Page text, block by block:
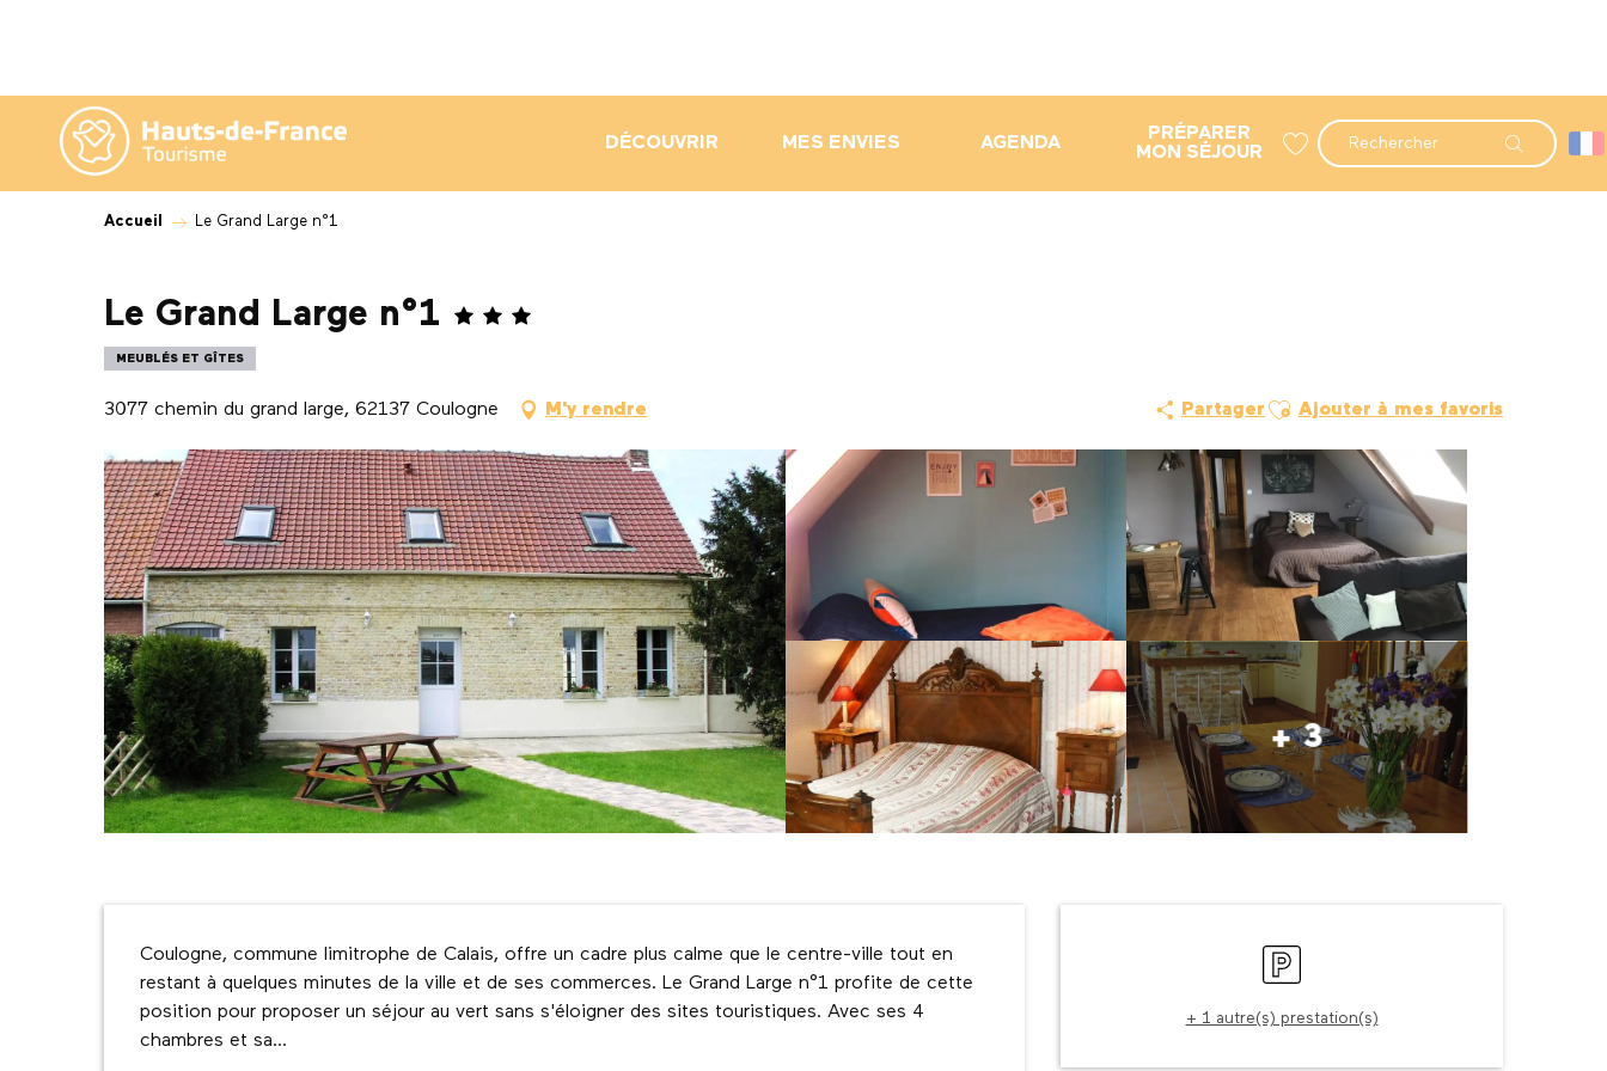
contenu
principal
Recherche
DÉCOUVRIR MES ENVIES AGENDA
PRÉPARER
MON SÉJOUR
Accueil Le Grand Large n°1
Le Grand Large n°1
MEUBLÉS ET GÎTES
3077 chemin du grand large, 62137 Coulogne M'y rendre Partager Ajouter aux favoris
Ajouter à mes favoris
+ 3
Ouverture et
Parking
+ 1 autre(s) prestation(s)
Description
Coulogne, commune limitrophe de Calais, offre un cadre plus calme que le centre-ville tout en
restant à quelques minutes de la ville et de ses commerces. Le Grand Large n°1 profite de cette
position pour proposer un séjour au vert sans s'éloigner des sites touristiques. Avec ses 4
chambres et sa...